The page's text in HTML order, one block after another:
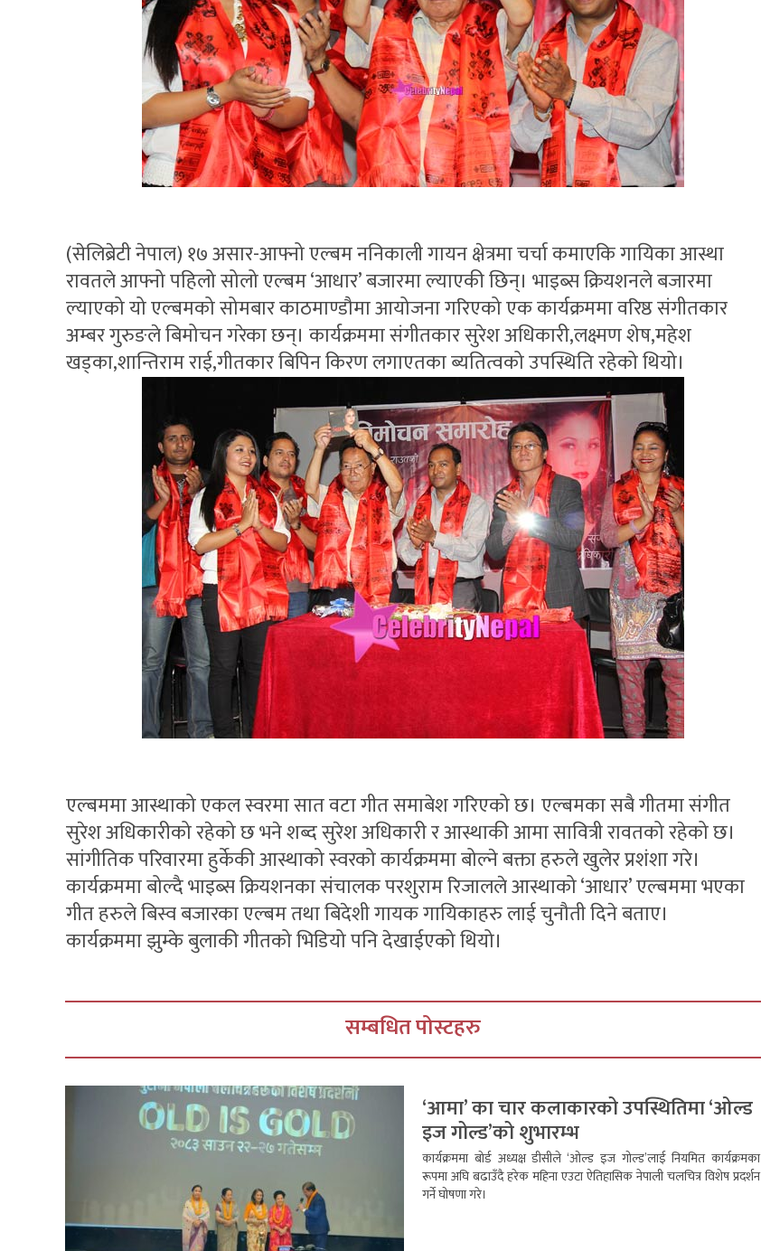
(सेलिब्रेटी नेपाल) १७ असार-आफ्नो एल्बम ननिकाली गायन क्षेत्रमा चर्चा कमाएकि गायिका आस्था
रावतले आफ्नो पहिलो सोलो एल्बम ‘आधार’ बजारमा ल्याएकी छिन्। भाइब्स क्रियशनले बजारमा
ल्याएको यो एल्बमको सोमबार काठमाण्डौमा आयोजना गरिएको एक कार्यक्रममा वरिष्ठ संगीतकार
अम्बर गुरुङले बिमोचन गरेका छन्। कार्यक्रममा संगीतकार सुरेश अधिकारी,लक्ष्मण शेष,महेश
खड्का,शान्तिराम राई,गीतकार बिपिन किरण लगाएतका ब्यतित्वको उपस्थिति रहेको थियो।
एल्बममा आस्थाको एकल स्वरमा सात वटा गीत समाबेश गरिएको छ। एल्बमका सबै गीतमा संगीत
सुरेश अधिकारीको रहेको छ भने शब्द सुरेश अधिकारी र आस्थाकी आमा सावित्री रावतको रहेको छ।
सांगीतिक परिवारमा हुर्केकी आस्थाको स्वरको कार्यक्रममा बोल्ने बक्ता हरुले खुलेर प्रशंशा गरे।
कार्यक्रममा बोल्दै भाइब्स क्रियशनका संचालक परशुराम रिजालले आस्थाको ‘आधार’ एल्बममा भएका
गीत हरुले बिस्व बजारका एल्बम तथा बिदेशी गायक गायिकाहरु लाई चुनौती दिने बताए।
कार्यक्रममा झुम्के बुलाकी गीतको भिडियो पनि देखाईएको थियो।
सम्बधित पोस्टहरु
‘आमा’ का चार कलाकारको उपस्थितिमा ‘ओल्ड
इज गोल्ड’को शुभारम्भ
कार्यक्रममा बोर्ड अध्यक्ष डीसीले ‘ओल्ड इज गोल्ड’लाई नियमित कार्यक्रमका
रूपमा अघि बढाउँदै हरेक महिना एउटा ऐतिहासिक नेपाली चलचित्र विशेष प्रदर्शन
गर्ने घोषणा गरे।